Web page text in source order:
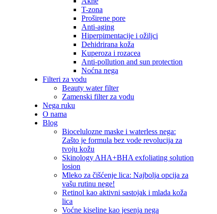
T-zona
Proširene pore
Anti-aging
Hiperpimentacije i ožiljci
Dehidrirana koža
Kuperoza i rozacea
Anti-pollution and sun protection
Noćna nega
Filteri za vodu
Beauty water filter
Zamenski filter za vodu
Nega ruku
O nama
Blog
Biocelulozne maske i waterless nega:
Zašto je formula bez vode revolucija za
tvoju kožu
Skinology AHA+BHA exfoliating solution
losion
Mleko za čišćenje lica: Najbolja opcija za
vašu rutinu nege!
Retinol kao aktivni sastojak i mlada koža
lica
Voćne kiseline kao jesenja nega